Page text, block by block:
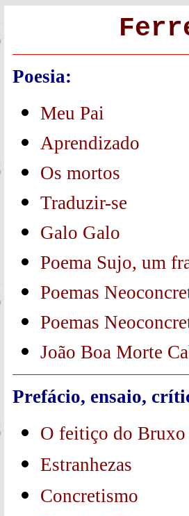
Poesia:
Meu Pai
Aprendizado
Os mortos
Traduzir-se
Galo Galo
Poema Sujo, um
Poemas
Poemas
João Boa Morte
Prefácio, ensaio,
O feitiço do Bruxo
Estranhezas
Concretismo